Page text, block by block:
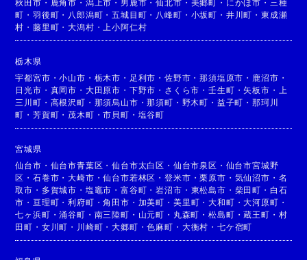
秋田市 ・ 鹿角市 ・ 潟上市 ・ 男鹿市 ・仙北市 ・ 美郷町 ・ にかほ市 ・ 三種
町 ・羽後町 ・ 八郎潟町 ・五城目町 ・ 八峰町 ・ 小坂町 ・ 井川町 ・ 東成瀬
村 ・藤里町 ・大潟村 ・ 上小阿仁村
栃木県
宇都宮市 ・小山市 ・ 栃木市 ・ 足利市 ・佐野市 ・那須塩原市 ・ 鹿沼市 ・
日光市 ・ 真岡市 ・ 大田原市 ・ 下野市 ・ さくら市 ・壬生町 ・矢板市 ・
上
三川町 ・ 高根沢町 ・ 那須烏山市 ・那須町 ・ 野木町 ・ 益子町 ・那珂川
町 ・芳賀町 ・ 茂木町 ・市貝町 ・ 塩谷町
宮城県
仙台市 ・ 仙台市青葉区 ・仙台市太白区 ・ 仙台市泉区 ・ 仙台市宮城野
区 ・石巻市 ・大崎市 ・仙台市若林区 ・登米市 ・栗原市 ・ 気仙沼市 ・ 名
取市 ・ 多賀城市 ・ 塩竈市 ・富谷町 ・岩沼市 ・ 東松島市 ・ 柴田町 ・ 白石
市 ・ 亘理町 ・利府町 ・角田市 ・ 加美町 ・ 美里町 ・大和町 ・大河原町 ・
七ヶ浜町 ・涌谷町 ・ 南三陸町 ・ 山元町 ・ 丸森町 ・松島町 ・蔵王町 ・ 村
田町 ・ 女川町 ・ 川崎町 ・大郷町 ・色麻町 ・ 大衡村 ・ 七ケ宿町